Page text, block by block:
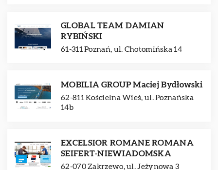
GLOBAL TEAM DAMIAN
RYBIŃSKI
61-311 Poznań, ul. Chotomińska 14
MOBILIA GROUP Maciej Bydłowski
62-811 Kościelna Wieś, ul. Poznańska
14b
EXCELSIOR ROMANE ROMANA
SEIFERT-NIEWIADOMSKA
62-070 Zakrzewo, ul. Jeżynowa 3